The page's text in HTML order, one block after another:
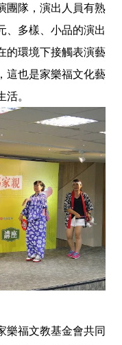
團隊，演出人員有熟
、多樣、小品的演出
的環境下接觸表演藝
這也是家樂福文化藝
。
樂福文教基金會共同